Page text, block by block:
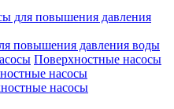
для повышения давления
повышения давления воды
Поверхностные насосы
насосы
насосы